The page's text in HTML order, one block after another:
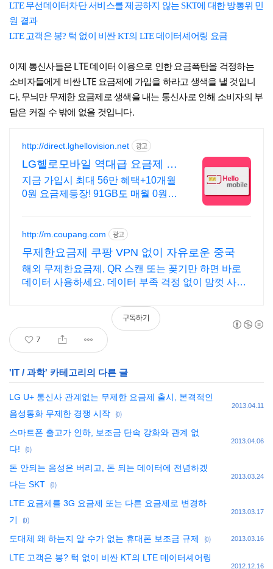
LTE 무선데이터차단 서비스를 제공하지 않는 SKT에 대한 방통위 민
원 결과
LTE 고객은 봉? 턱 없이 비싼 KT의 LTE 데이터셰어링 요금
이제 통신사들은 LTE데이터 이용으로 인한 요금폭탄을 걱정하는
소비자들에게 비싼LTE 요금제에 가입을 하라고 생색을 낼 것입니
다. 무늬만 무제한 요금제로 생색을 내는 통신사로 인해 소비자의 부
담은 커질 수 밖에 없을 것입니다.
http://direct.lghellovision.net 광고
LG헬로모바일 역대급 요금제 편
의점 유심, 이심 즉시개통
지금 가입시 최대 56만 혜택+10개월
0원 요금제등장! 91GB도 매월 0원으
http://m.coupang.com 광고
무제한요금제 쿠팡 VPN 없이 자유로운 중국
해외 무제한요금제, QR 스캔 또는 꽂기만 하면 바로
데이터 사용하세요. 데이터 부족 걱정 없이 맘껏 사용!
7
구독하기
'IT / 과학' 카테고리의 다른 글
LG U+ 통신사 관계없는 무제한 요금제 출시, 본격적인
음성통화 무제한 경쟁 시작 (0)
2013.04.11
스마트폰 출고가 인하, 보조금 단속 강화와 관계 없
다!
(0)
2013.04.06
돈 안되는 음성은 버리고, 돈 되는 데이터에 전념하겠
다는 SKT (0)
2013.03.24
LTE 요금제를 3G 요금제 또는 다른 요금제로 변경하
기
(0)
2013.03.17
도대체 왜 하는지 알 수가 없는 휴대폰 보조금 규제 (0) 2013.03.16
LTE 고객은 봉? 턱 없이 비싼 KT의 LTE 데이터셰어링
2012.12.16